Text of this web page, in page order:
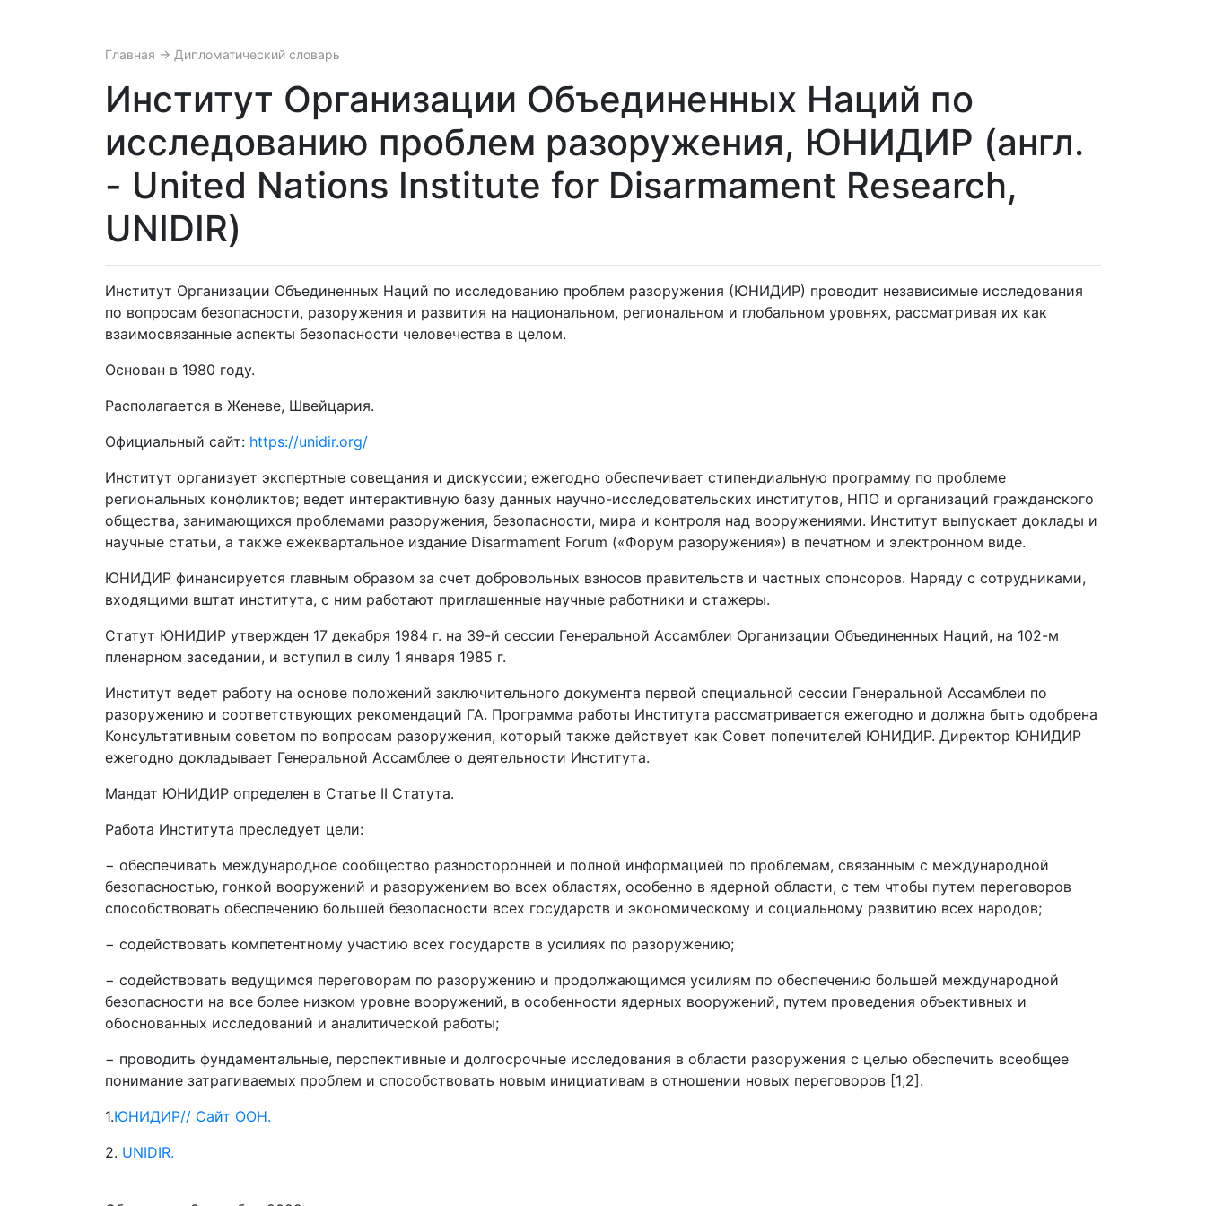
Главная → Дипломатический словарь
Институт Организации Объединенных Наций по
исследованию проблем разоружения, ЮНИДИР (англ.
- United Nations Institute for Disarmament Research,
UNIDIR)
Институт Организации Объединенных Наций по исследованию проблем разоружения (ЮНИДИР) проводит независимые исследования
по вопросам безопасности, разоружения и развития на национальном, региональном и глобальном уровнях, рассматривая их как
взаимосвязанные аспекты безопасности человечества в целом.
Основан в 1980 году.
Располагается в Женеве, Швейцария.
Официальный сайт: https://unidir.org/
Институт организует экспертные совещания и дискуссии; ежегодно обеспечивает стипендиальную программу по проблеме
региональных конфликтов; ведет интерактивную базу данных научно-исследовательских институтов, НПО и организаций гражданского
общества, занимающихся проблемами разоружения, безопасности, мира и контроля над вооружениями. Институт выпускает доклады и
научные статьи, а также ежеквартальное издание Disarmament Forum («Форум разоружения») в печатном и электронном виде.
ЮНИДИР финансируется главным образом за счет добровольных взносов правительств и частных спонсоров. Наряду с сотрудниками,
входящими вштат института, с ним работают приглашенные научные работники и стажеры.
Статут ЮНИДИР утвержден 17 декабря 1984 г. на 39-й сессии Генеральной Ассамблеи Организации Объединенных Наций, на 102-м
пленарном заседании, и вступил в силу 1 января 1985 г.
Институт ведет работу на основе положений заключительного документа первой специальной сессии Генеральной Ассамблеи по
разоружению и соответствующих рекомендаций ГА. Программа работы Института рассматривается ежегодно и должна быть одобрена
Консультативным советом по вопросам разоружения, который также действует как Совет попечителей ЮНИДИР. Директор ЮНИДИР
ежегодно докладывает Генеральной Ассамблее о деятельности Института.
Мандат ЮНИДИР определен в Статье II Статута.
Работа Института преследует цели:
− обеспечивать международное сообщество разносторонней и полной информацией по проблемам, связанным с международной
безопасностью, гонкой вооружений и разоружением во всех областях, особенно в ядерной области, с тем чтобы путем переговоров
способствовать обеспечению большей безопасности всех государств и экономическому и социальному развитию всех народов;
− содействовать компетентному участию всех государств в усилиях по разоружению;
− содействовать ведущимся переговорам по разоружению и продолжающимся усилиям по обеспечению большей международной
безопасности на все более низком уровне вооружений, в особенности ядерных вооружений, путем проведения объективных и
обоснованных исследований и аналитической работы;
− проводить фундаментальные, перспективные и долгосрочные исследования в области разоружения с целью обеспечить всеобщее
понимание затрагиваемых проблем и способствовать новым инициативам в отношении новых переговоров [1;2].
1.ЮНИДИР// Сайт ООН.
2. UNIDIR.